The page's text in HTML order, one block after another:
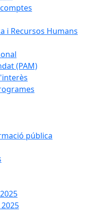
i Recursos Humans
(PAM)
pública